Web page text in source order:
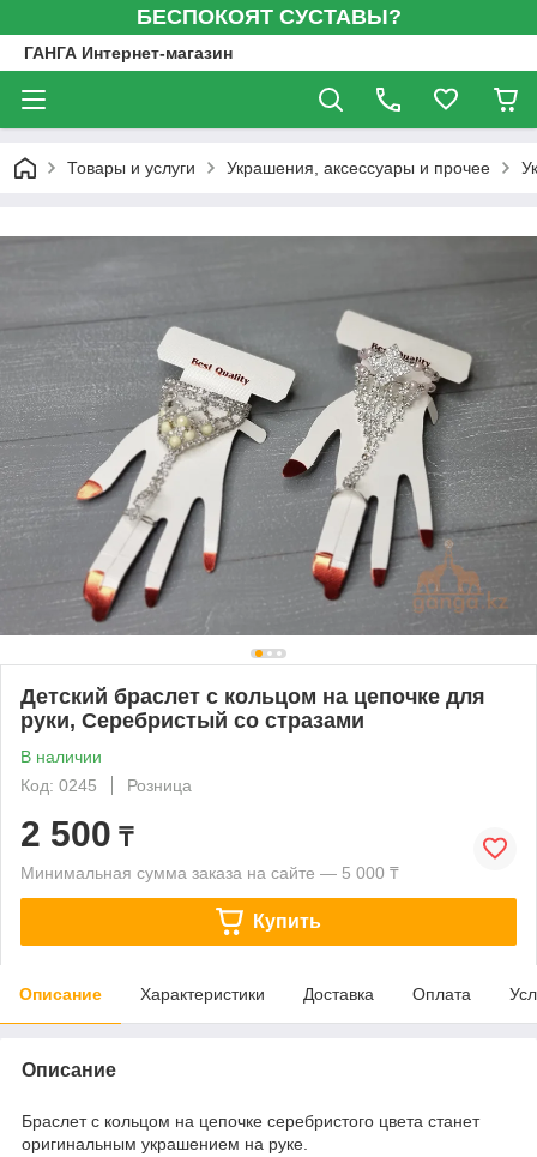
БЕСПОКОЯТ СУСТАВЫ?
ГАНГА Интернет-магазин
Товары и услуги Украшения, аксессуары и прочее
Детский браслет с кольцом на цепочке для
руки, Серебристый со стразами
В наличии
Код: 0245
Розница
2 500 ₸
Минимальная сумма заказа на сайте — 5 000 ₸
Купить
Описание Характеристики Доставка Оплата
Описание
Браслет с кольцом на цепочке серебристого цвета станет
оригинальным украшением на руке.